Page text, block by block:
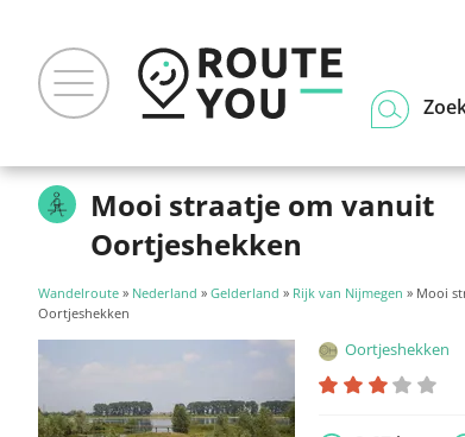
Mooi straatje om vanuit
Oortjeshekken
Wandelroute » Nederland » Gelderland » Rijk van Nijmegen » Mooi
Oortjeshekken
Oortjeshekken